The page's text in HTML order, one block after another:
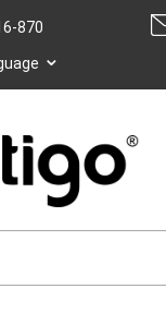
870
⌄